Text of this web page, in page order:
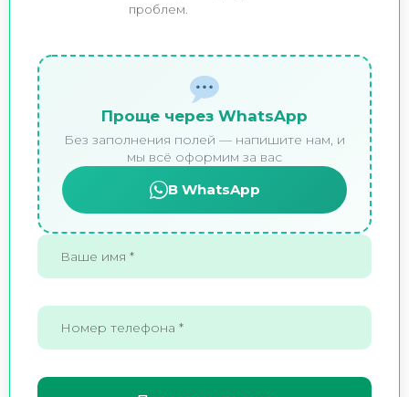
проблем.
Проще через WhatsApp
Без заполнения полей — напишите нам, и
мы всё оформим за вас
В WhatsApp